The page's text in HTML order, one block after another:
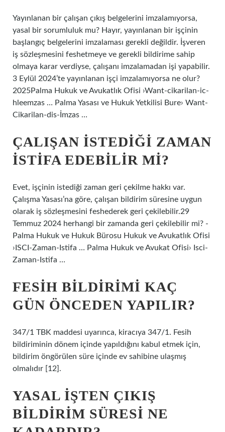
Yayınlanan bir çalışan çıkış belgelerini imzalamıyorsa,
yasal bir sorumluluk mu? Hayır, yayınlanan bir işçinin
başlangıç ​​belgelerini imzalaması gerekli değildir. İşveren
iş sözleşmesini feshetmeye ve gerekli bildirime sahip
olmaya karar verdiyse, çalışanı imzalamadan işi yapabilir.
3 Eylül 2024’te yayınlanan işçi imzalamıyorsa ne olur?
2025Palma Hukuk ve Avukatlık Ofisi ›Want-cikarilan-ic-
hleemzas … Palma Yasası ve Hukuk Yetkilisi Bure› Want-
Cikarilan-dis-İmzas …
ÇALIŞAN ISTEDIĞI ZAMAN
ISTIFA EDEBILIR MI?
Evet, işçinin istediği zaman geri çekilme hakkı var.
Çalışma Yasası’na göre, çalışan bildirim süresine uygun
olarak iş sözleşmesini feshederek geri çekilebilir.29
Temmuz 2024 herhangi bir zamanda geri çekilebilir mi? -
Palma Hukuk ve Hukuk Bürosu Hukuk ve Avukatlık Ofisi
›ISCI-Zaman-Istifa … Palma Hukuk ve Avukat Ofisi› Isci-
Zaman-Istifa …
FESIH BILDIRIMI KAÇ
GÜN ÖNCEDEN YAPILIR?
347/1 TBK maddesi uyarınca, kiracıya 347/1. Fesih
bildiriminin dönem içinde yapıldığını kabul etmek için,
bildirim öngörülen süre içinde ev sahibine ulaşmış
olmalıdır [12].
YASAL IŞTEN ÇIKIŞ
BILDIRIM SÜRESI NE